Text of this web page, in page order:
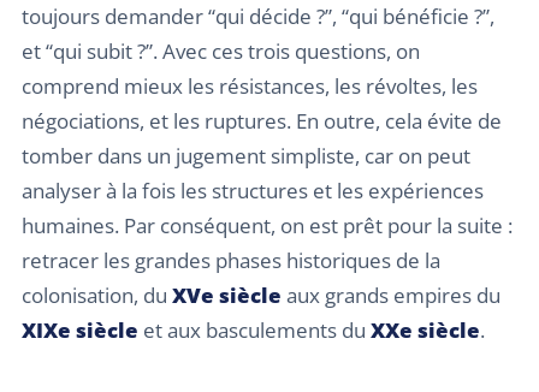
toujours demander “qui décide ?”, “qui bénéficie ?”,
et “qui subit ?”. Avec ces trois questions, on
comprend mieux les résistances, les révoltes, les
négociations, et les ruptures. En outre, cela évite de
tomber dans un jugement simpliste, car on peut
analyser à la fois les structures et les expériences
humaines. Par conséquent, on est prêt pour la suite :
retracer les grandes phases historiques de la
colonisation, du XVe siècle aux grands empires du
XIXe siècle et aux basculements du XXe siècle.